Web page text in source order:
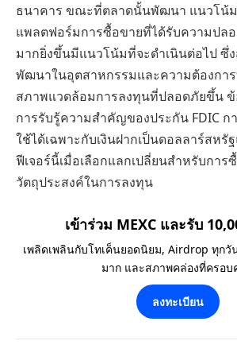
ธนาคาร ขณะที่ตลาดนั้นพัฒนา แนวโน้ม
แพลตฟอร์มการซื้อขายที่ได้รับความปล
มากยิ่งขึ้นมีแนวโน้มที่จะดำเนินต่อไป ซึ่
พัฒนาในอุตสาหกรรมและความต้องกา
สภาพแวดล้อมการลงทุนที่ปลอดภัยขึ้น
การรับรู้ความสำคัญของประกัน FDIC ก
ใช้ได้เฉพาะกับเงินฝากเป็นดอลลาร์สห
ฟีเจอร์นี้เมื่อเลือกแลกเปลี่ยนสำหรับการ
วัตถุประสงค์ในการลงทุน
เข้าร่วม MEXC และรับ
เพลิดเพลินกับโทเค็นยอดนิยม, Airdrop ทุกวั
มาก และสภาพคล่องที่ครอบ
ลงทะเบียน